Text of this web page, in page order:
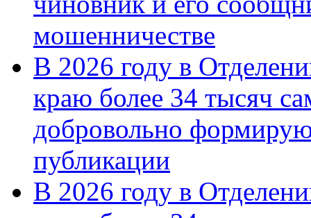
мошенничестве
В 2026 году в
краю более 34 тысяч
добровольно
публикации
В 2026 году в